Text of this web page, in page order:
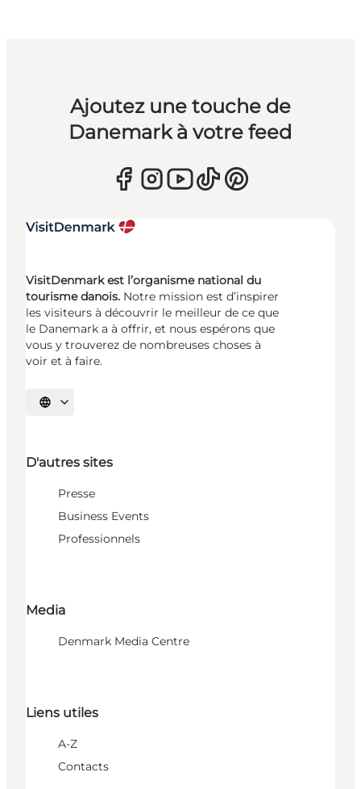
Ajoutez une touche de
Danemark à votre feed
VisitDenmark est l’organisme national du
tourisme danois. Notre mission est d’inspirer
les visiteurs à découvrir le meilleur de ce que
le Danemark a à offrir, et nous espérons que
vous y trouverez de nombreuses choses à
voir et à faire.
Choisissez la langue
D'autres sites
Presse
Business Events
Professionnels
Media
Denmark Media Centre
Liens utiles
A-Z
Contacts